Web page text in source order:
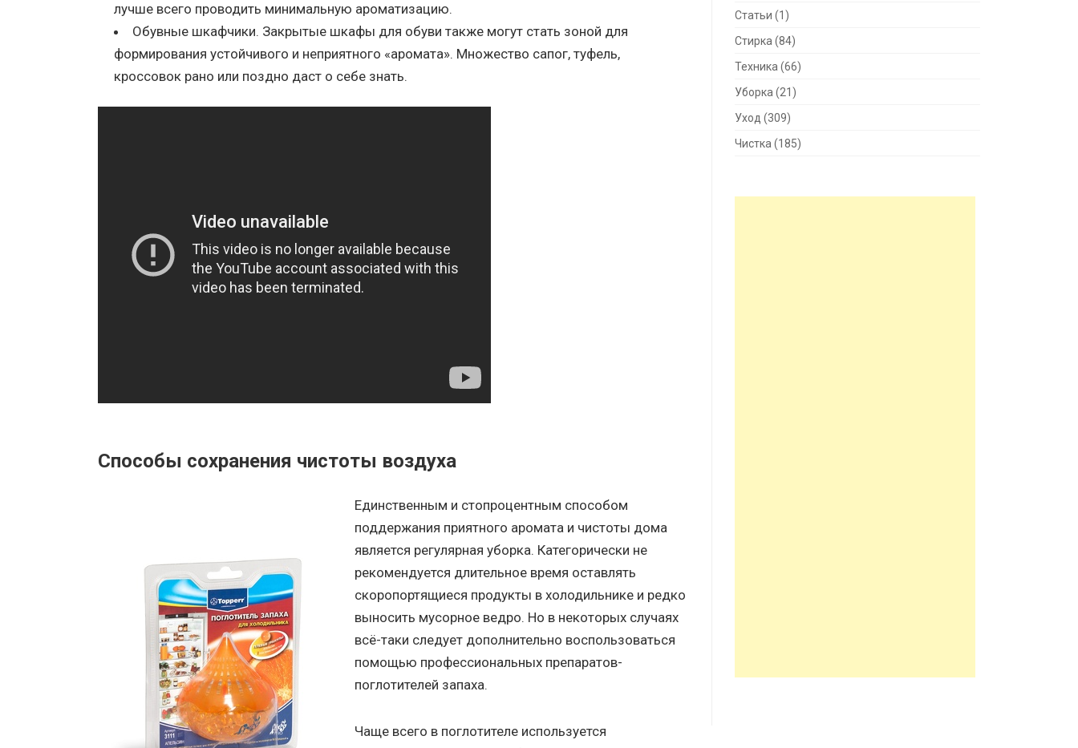
лучше всего проводить минимальную ароматизацию.
Обувные шкафчики. Закрытые шкафы для обуви также могут стать зоной для
формирования устойчивого и неприятного «аромата». Множество сапог, туфель,
кроссовок рано или поздно даст о себе знать.
Способы сохранения чистоты воздуха
Единственным и стопроцентным способом
поддержания приятного аромата и чистоты дома
является регулярная уборка. Категорически не
рекомендуется длительное время оставлять
скоропортящиеся продукты в холодильнике и редко
выносить мусорное ведро. Но в некоторых случаях
всё-таки следует дополнительно воспользоваться
помощью профессиональных препаратов-
поглотителей запаха.
Чаще всего в поглотителе используется
Статьи (1)
Стирка (84)
Техника (66)
Уборка (21)
Уход (309)
Чистка (185)